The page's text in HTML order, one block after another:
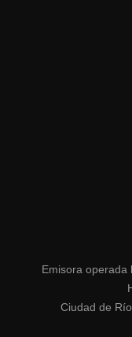
Emisora operada
Ciudad de